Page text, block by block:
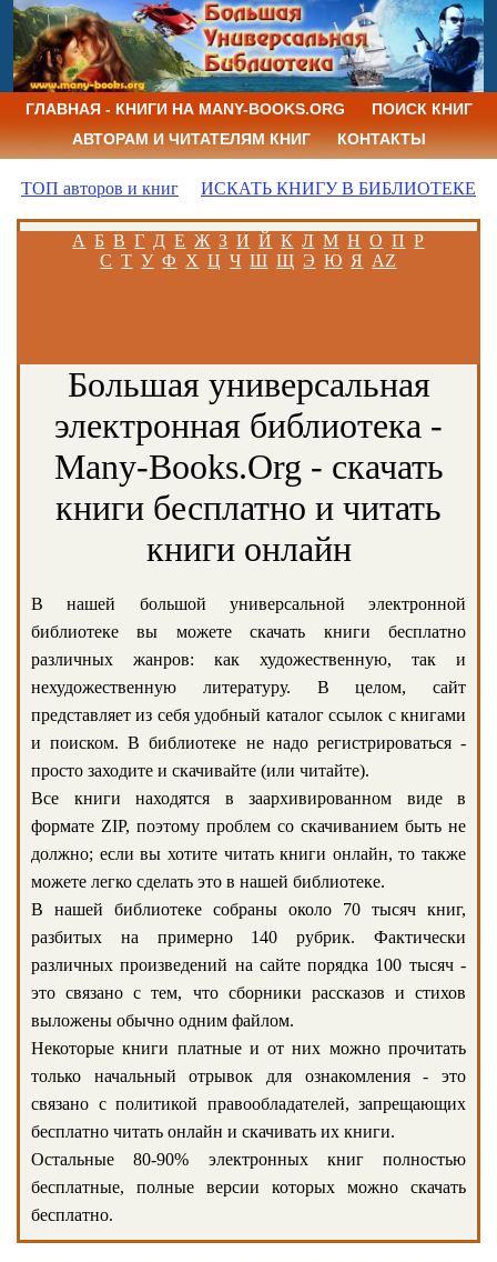
ГЛАВНАЯ - КНИГИ НА MANY-BOOKS.ORG
ПОИСК КНИГ
АВТОРАМ И ЧИТАТЕЛЯМ КНИГ
КОНТАКТЫ
ТОП авторов и книг ИСКАТЬ КНИГУ В БИБЛИОТЕКЕ
А Б В Г Д Е Ж З И Й К Л М Н О П Р
С Т У Ф Х Ц Ч Ш Щ Э Ю Я AZ
Большая универсальная
электронная библиотека -
Many-Books.Org - скачать
книги бесплатно и читать
книги онлайн
В нашей большой универсальной электронной
библиотеке вы можете скачать книги бесплатно
различных жанров: как художественную, так и
нехудожественную литературу. В целом, сайт
представляет из себя удобный каталог ссылок с книгами
и поиском. В библиотеке не надо регистрироваться -
просто заходите и скачивайте (или читайте).
Все книги находятся в заархивированном виде в
формате ZIP, поэтому проблем со скачиванием быть не
должно; если вы хотите читать книги онлайн, то также
можете легко сделать это в нашей библиотеке.
В нашей библиотеке собраны около 70 тысяч книг,
разбитых на примерно 140 рубрик. Фактически
различных произведений на сайте порядка 100 тысяч -
это связано с тем, что сборники рассказов и стихов
выложены обычно одним файлом.
Некоторые книги платные и от них можно прочитать
только начальный отрывок для ознакомления - это
связано с политикой правообладателей, запрещающих
бесплатно читать онлайн и скачивать их книги.
Остальные 80-90% электронных книг полностью
бесплатные, полные версии которых можно скачать
бесплатно.